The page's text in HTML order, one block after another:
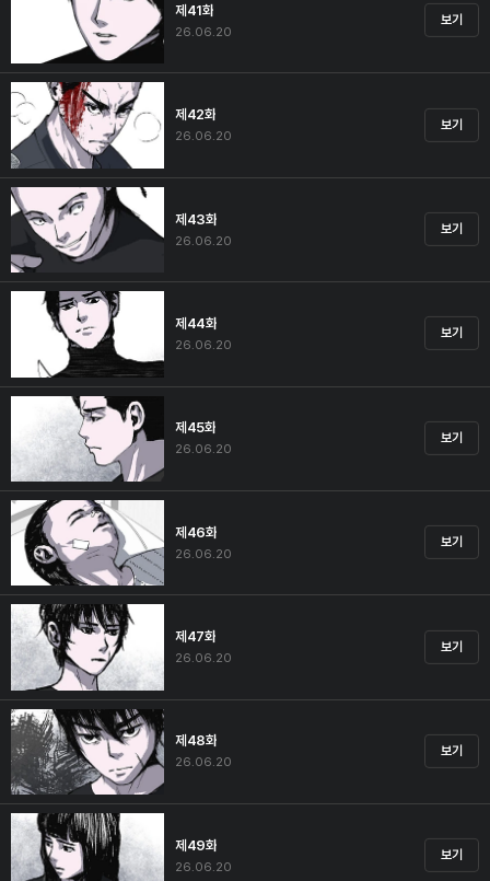
제41화
26.06.20
보기
제42화
26.06.20
보기
제43화
26.06.20
보기
제44화
26.06.20
보기
제45화
26.06.20
보기
제46화
26.06.20
보기
제47화
26.06.20
보기
제48화
26.06.20
보기
제49화
26.06.20
보기